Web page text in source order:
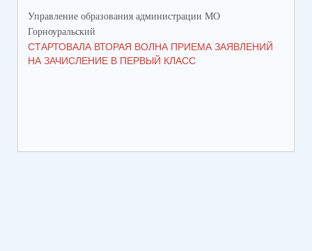
Управление образования администрации МО
Горноуральский
СТАРТОВАЛА ВТОРАЯ ВОЛНА ПРИЕМА ЗАЯВЛЕНИЙ
НА ЗАЧИСЛЕНИЕ В ПЕРВЫЙ КЛАСС